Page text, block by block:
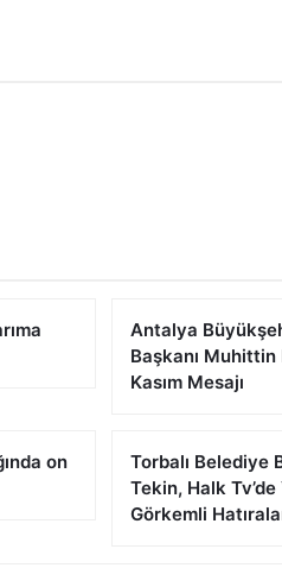
Antalya
Başkanı Muhittin
Kasım Mesajı
on
Torbalı Belediye
Tekin, Halk
Görkemli